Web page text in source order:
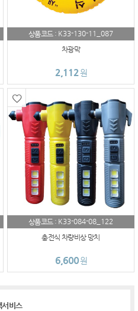
상품코드 : K33-130-11_087
차광막
2,112원
상품코드 : K33-084-08_122
충전식 차량비상 망치
6,600원
서비스